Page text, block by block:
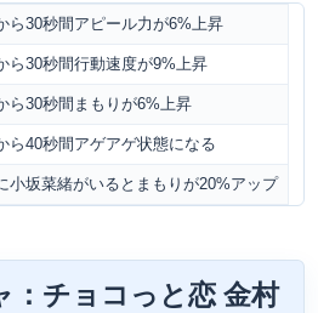
ら30秒間アピール力が6%上昇
ら30秒間行動速度が9%上昇
ら30秒間まもりが6%上昇
ら40秒間アゲアゲ状態になる
小坂菜緒がいるとまもりが20%アップ
：チョコっと恋金村